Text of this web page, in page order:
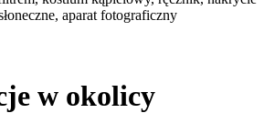
aparat fotograficzny
w okolicy